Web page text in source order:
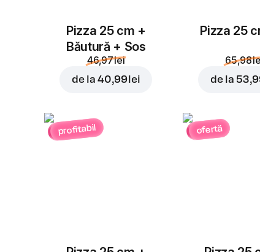
Pizza 25 cm +
Băutură + Sos
46,97 lei
de la40,99 lei
Pizza 25
65,98
de la
profitabil ofertă